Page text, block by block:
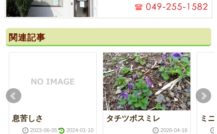
関連記事
息苦しさ
2023-06-05 2024-01-10
タチツボスミレ
2026-04-16
ミ